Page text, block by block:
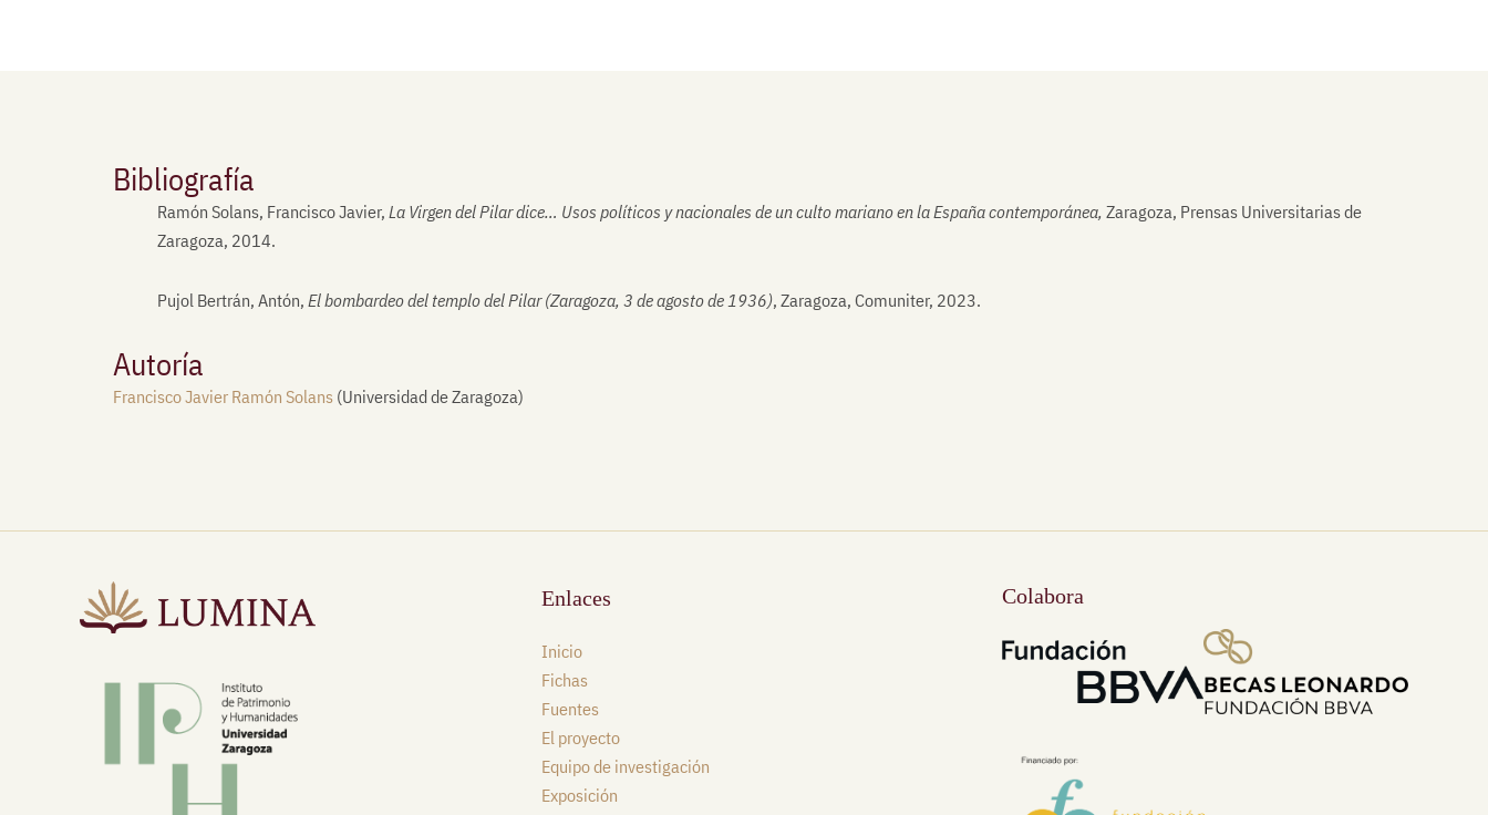
Bibliografía
Ramón Solans, Francisco Javier, La Virgen del Pilar dice… Usos políticos y nacionales de un culto mariano en la España contemporánea, Zaragoza, Prensas Universitarias de
Zaragoza, 2014.
Pujol Bertrán, Antón, El bombardeo del templo del Pilar (Zaragoza, 3 de agosto de 1936), Zaragoza, Comuniter, 2023.
Autoría
Francisco Javier Ramón Solans (Universidad de Zaragoza)
Enlaces
Inicio
Fichas
Fuentes
El proyecto
Equipo de investigación
Exposición
Colabora